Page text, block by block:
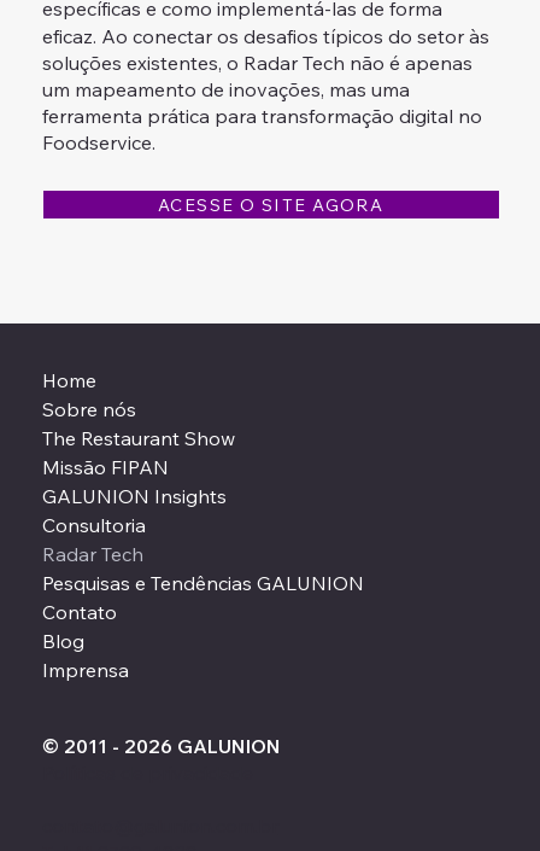
específicas e como implementá-las de forma
eficaz. Ao conectar os desafios típicos do setor às
soluções existentes, o Radar Tech não é apenas
um mapeamento de inovações, mas uma
ferramenta prática para transformação digital no
Foodservice.
ACESSE O SITE AGORA
Home
Sobre nós
The Restaurant Show
Missão FIPAN
GALUNION Insights
Consultoria
Radar Tech
Pesquisas e Tendências GALUNION
Contato
Blog
Imprensa
© 2011 - 2026 GALUNION